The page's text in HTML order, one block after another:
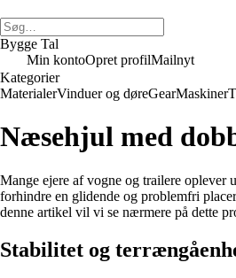
Bygge Tal
Min kontoOpret profilMailnyt
Kategorier
MaterialerVinduer og døreGearMaskiner
Næsehjul med
Mange ejere af vogne og trailere oplever
forhindre en glidende og problemfri
denne artikel vil vi se nærmere på dette
Stabilitet og